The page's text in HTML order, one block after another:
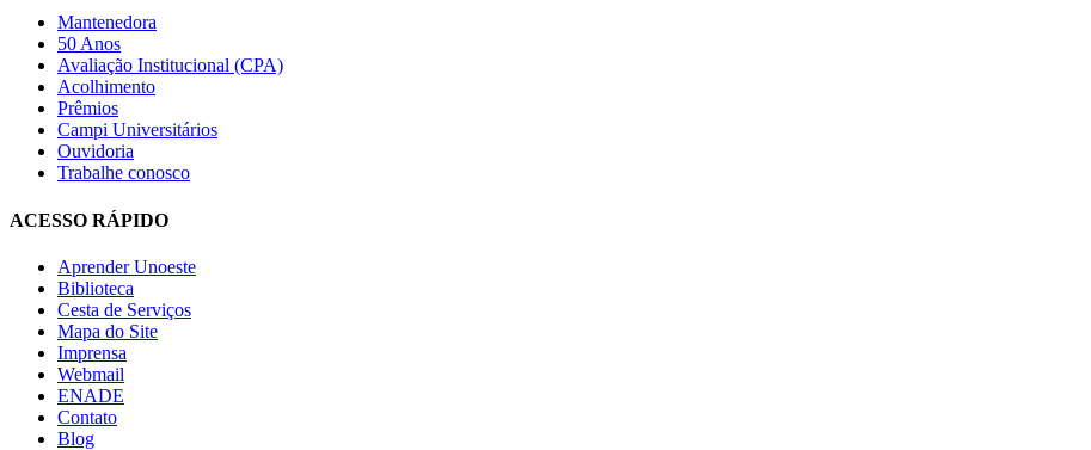
Mantenedora
50 Anos
Avaliação Institucional (CPA)
Acolhimento
Prêmios
Campi Universitários
Ouvidoria
Trabalhe conosco
ACESSO RÁPIDO
Aprender Unoeste
Biblioteca
Cesta de Serviços
Mapa do Site
Imprensa
Webmail
ENADE
Contato
Blog